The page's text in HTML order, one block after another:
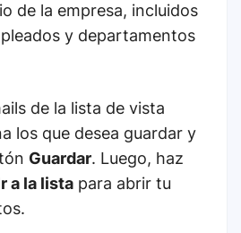
de la empresa, incluidos
y departamentos
de la lista de vista
los que desea guardar y
Guardar. Luego, haz
a la lista para abrir tu